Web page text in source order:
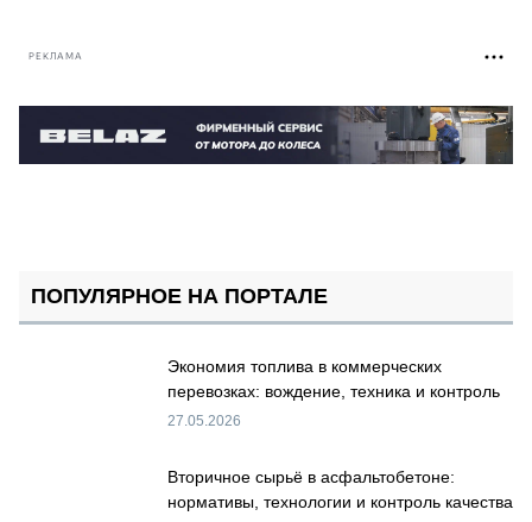
РЕКЛАМА
ПОПУЛЯРНОЕ НА ПОРТАЛЕ
Экономия топлива в коммерческих
перевозках: вождение, техника и контроль
27.05.2026
Вторичное сырьё в асфальтобетоне:
нормативы, технологии и контроль качества